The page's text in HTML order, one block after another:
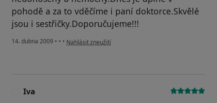
pohodě a za to vděčíme i paní doktorce.Skvělé
jsou i sestřičky.Doporučujeme!!!
14. dubna 2009 • • • podle názoru uživatele Marcela Syslová
Nahlásit zneužití
Iva